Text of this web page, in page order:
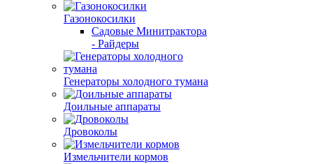
Газонокосилки
Садовые Минитрактора
- Райдеры
Генераторы холодного тумана
Доильные аппараты
Дровоколы
Измельчители кормов